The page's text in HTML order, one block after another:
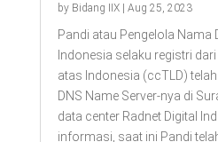
by Bidang IIX| Aug 25, 2023
Pandi atau Pengelola Nama
Indonesia selaku registri
atas Indonesia (ccTLD)
DNS Name Server-nya di
data center Radnet Digital
informasi, saat ini Pandi